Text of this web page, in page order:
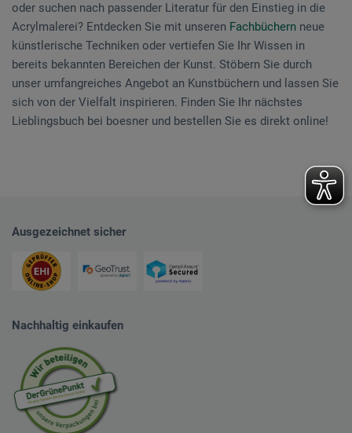
oder suchen nach passender Literatur für den Einstieg in die
Acrylmalerei? Entdecken Sie mit unseren Fachbüchern neue
künstlerische Techniken oder vertiefen Sie Ihr Wissen in
bereits bekannten Bereichen der Kunst. Stöbern Sie durch
unser umfangreiches Angebot an Kunstbüchern und lassen Sie
sich von der Vielfalt inspirieren. Finden Sie Ihr nächstes
Lieblingsbuch bei boesner und bestellen Sie es direkt online!
Ausgezeichnet sicher
Nachhaltig einkaufen